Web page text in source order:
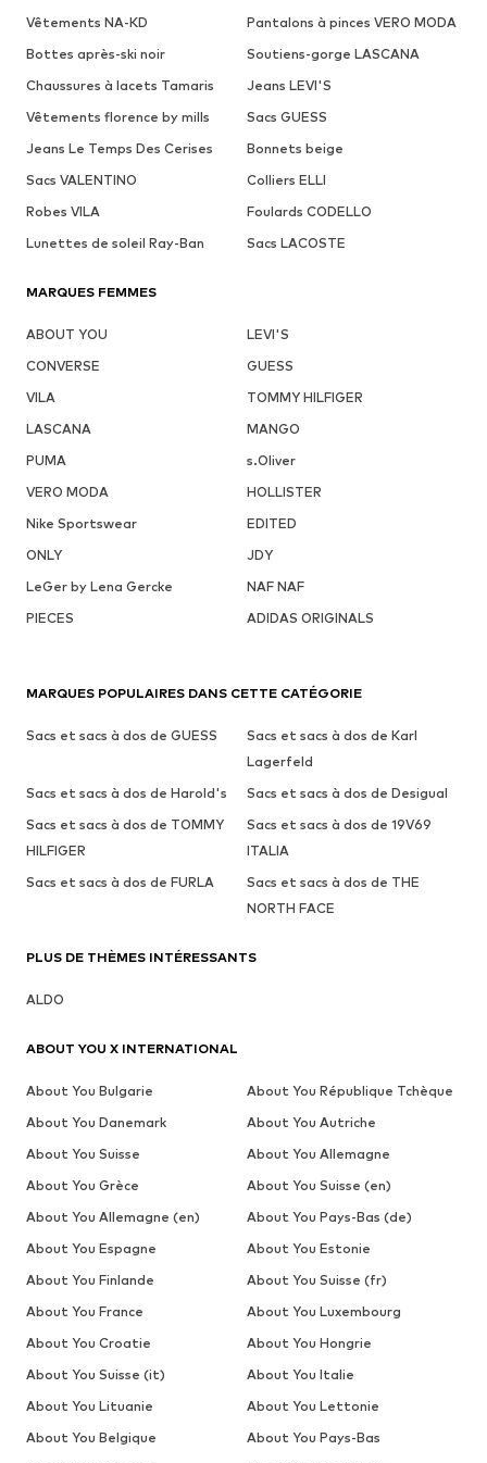
Vêtements NA-KD
Pantalons à pinces VERO MODA
Bottes après-ski noir
Soutiens-gorge LASCANA
Chaussures à lacets Tamaris
Jeans LEVI'S
Vêtements florence by mills
Sacs GUESS
Jeans Le Temps Des Cerises
Bonnets beige
Sacs VALENTINO
Colliers ELLI
Robes VILA
Foulards CODELLO
Lunettes de soleil Ray-Ban
Sacs LACOSTE
MARQUES FEMMES
ABOUT YOU
LEVI'S
CONVERSE
GUESS
VILA
TOMMY HILFIGER
LASCANA
MANGO
PUMA
s.Oliver
VERO MODA
HOLLISTER
Nike Sportswear
EDITED
ONLY
JDY
LeGer by Lena Gercke
NAF NAF
PIECES
ADIDAS ORIGINALS
MARQUES POPULAIRES DANS CETTE CATÉGORIE
Sacs et sacs à dos de GUESS
Sacs et sacs à dos de Karl
Lagerfeld
Sacs et sacs à dos de Harold's
Sacs et sacs à dos de Desigual
Sacs et sacs à dos de TOMMY
HILFIGER
Sacs et sacs à dos de 19V69
ITALIA
Sacs et sacs à dos de FURLA
Sacs et sacs à dos de THE
NORTH FACE
PLUS DE THÈMES INTÉRESSANTS
ALDO
ABOUT YOU X INTERNATIONAL
About You Bulgarie
About You République Tchèque
About You Danemark
About You Autriche
About You Suisse
About You Allemagne
About You Grèce
About You Suisse (en)
About You Allemagne (en)
About You Pays-Bas (de)
About You Espagne
About You Estonie
About You Finlande
About You Suisse (fr)
About You France
About You Luxembourg
About You Croatie
About You Hongrie
About You Suisse (it)
About You Italie
About You Lituanie
About You Lettonie
About You Belgique
About You Pays-Bas